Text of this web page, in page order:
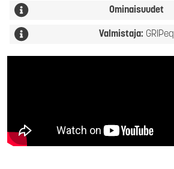
Ominaisuudet
Valmistaja: GRIPeq